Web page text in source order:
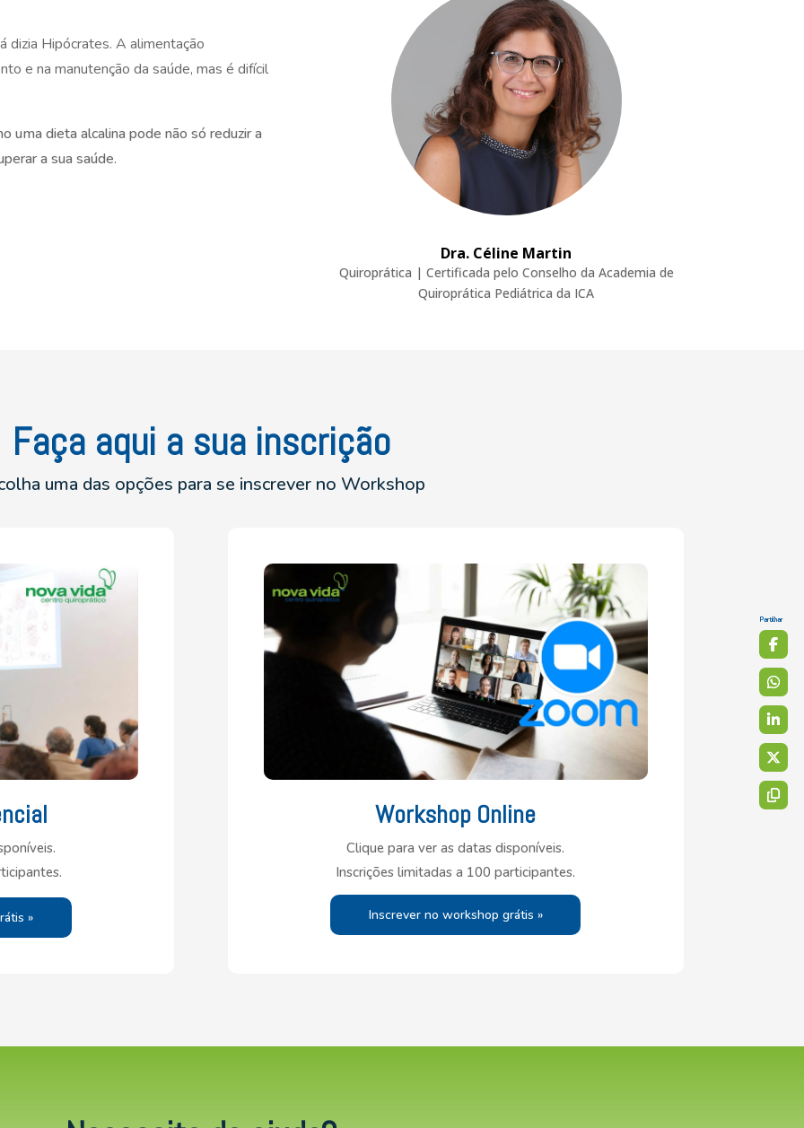
dizia Hipócrates. A alimentação
e na manutenção da saúde, mas é difícil
uma dieta alcalina pode não só reduzir a
a sua saúde.
Dra. Céline Martin
Quiroprática | Certificada pelo Conselho da Academia de
Quiroprática Pediátrica da ICA
Faça aqui a sua inscrição
uma das opções para se inscrever no Workshop
»
Workshop Online
Clique para ver as datas disponíveis.
Inscrições limitadas a 100 participantes.
Inscrever no workshop grátis »
Partilhar